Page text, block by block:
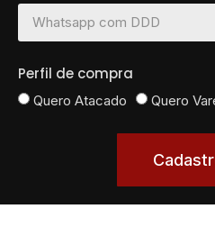
Perfil de compra
Quero Atacado Quero